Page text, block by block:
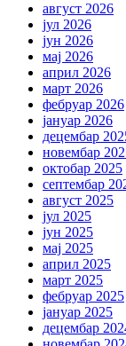
август 2026
јул 2026
јун 2026
мај 2026
април 2026
март 2026
фебруар 2026
јануар 2026
децембар
новембар
октобар 2025
септембар
август 2025
јул 2025
јун 2025
мај 2025
април 2025
март 2025
фебруар 2025
јануар 2025
децембар